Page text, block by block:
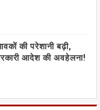
की परेशानी बढ़ी,
आदेश की अवहेलना!